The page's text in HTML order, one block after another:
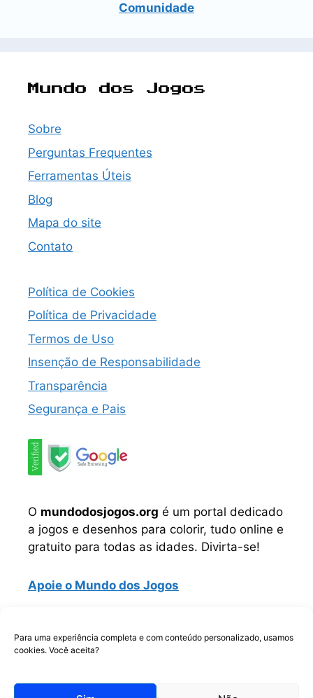
Para uma experiência completa e com conteúdo personalizado, usamos
cookies. Você aceita?
Comunidade
Mundo dos Jogos
Sobre
Perguntas Frequentes
Ferramentas Úteis
Blog
Mapa do site
Contato
Política de Cookies
Política de Privacidade
Termos de Uso
Insenção de Responsabilidade
Transparência
Segurança e Pais
O mundodosjogos.org é um portal dedicado
a jogos e desenhos para colorir, tudo online e
gratuito para todas as idades. Divirta-se!
Apoie o Mundo dos Jogos
InstagramTikTok TelegramFacebook WhatsApp
Copyrigth © Todos os direitos reservados.